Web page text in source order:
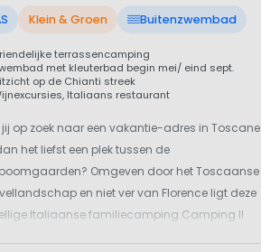
S Klein & Groen Buitenzwembad
terrassencamping
met kleuterbad begin mei/ eind sept.
op de Chianti streek
Italiaans restaurant
jij op zoek naar een vakantie-adres in Toscane
het liefst een plek tussen de
Omgeven door het Toscaanse
en niet ver van Florence ligt deze
Italiaanse familiecamping Camping Il